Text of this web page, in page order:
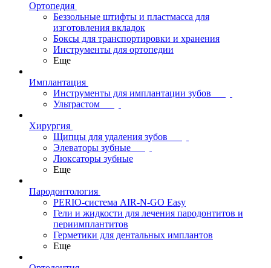
Ортопедия
Беззольные штифты и пластмасса для
изготовления вкладок
Боксы для транспортировки и хранения
Инструменты для ортопедии
Еще
Имплантация
Инструменты для имплантации зубов
Ультрастом
Хирургия
Щипцы для удаления зубов
Элеваторы зубные
Люксаторы зубные
Еще
Пародонтология
PERIO-система AIR-N-GO Easy
Гели и жидкости для лечения пародонтитов и
периимплантитов
Герметики для дентальных имплантов
Еще